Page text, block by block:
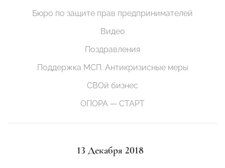
Бюро по защите прав предпринимателей
Видео
Поздравления
Поддержка МСП. Антикризисные меры
СВОй бизнес
ОПОРА — СТАРТ
13 Декабря 2018